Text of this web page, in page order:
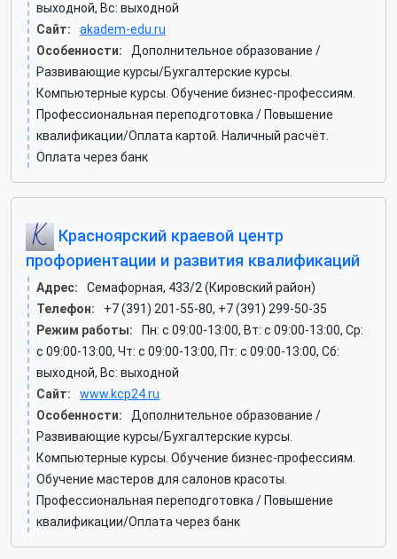
выходной, Вс: выходной
Сайт:
akadem-edu.ru
Особенности:
Дополнительное образование /
Развивающие курсы/Бухгалтерские курсы.
Компьютерные курсы. Обучение бизнес-профессиям.
Профессиональная переподготовка / Повышение
квалификации/Оплата картой. Наличный расчёт.
Оплата через банк
Красноярский краевой центр
профориентации и развития квалификаций
Адрес:
Семафорная, 433/2 (Кировский район)
Телефон:
+7 (391) 201-55-80, +7 (391) 299-50-35
Режим работы:
Пн: c 09:00-13:00, Вт: c 09:00-13:00, Ср:
c 09:00-13:00, Чт: c 09:00-13:00, Пт: c 09:00-13:00, Сб:
выходной, Вс: выходной
Сайт:
www.kcp24.ru
Особенности:
Дополнительное образование /
Развивающие курсы/Бухгалтерские курсы.
Компьютерные курсы. Обучение бизнес-профессиям.
Обучение мастеров для салонов красоты.
Профессиональная переподготовка / Повышение
квалификации/Оплата через банк